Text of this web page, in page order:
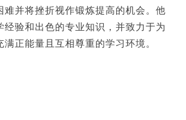
难并将挫折视作锻炼提高的机会。他
经验和出色的专业知识，并致力于为
正能量且互相尊重的学习环境。